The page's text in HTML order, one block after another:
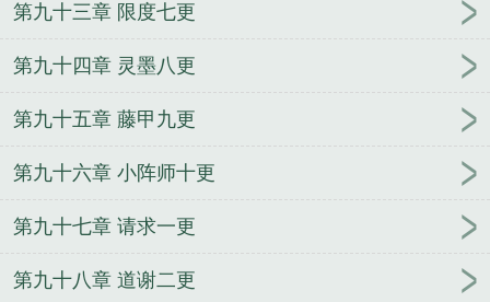
第九十三章 限度七更
第九十四章 灵墨八更
第九十五章 藤甲九更
第九十六章 小阵师十更
第九十七章 请求一更
第九十八章 道谢二更